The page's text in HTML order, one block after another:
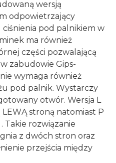
wersją
odpowietrzający
pod palnikiem w
ma również
części pozwalającą
zabudowie Gips-
wymaga również
pod palnik. Wystarczy
otwór. Wersja L
stroną natomiast P
Takie rozwiązanie
z dwóch stron oraz
przejścia między